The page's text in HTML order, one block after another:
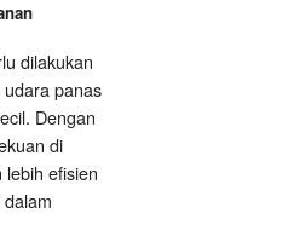
dilakukan
panas
Dengan
di
efisien